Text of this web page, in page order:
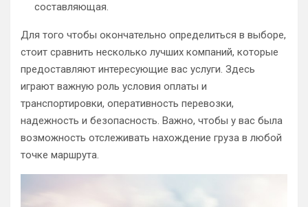
составляющая.
Для того чтобы окончательно определиться в выборе,
стоит сравнить несколько лучших компаний, которые
предоставляют интересующие вас услуги. Здесь
играют важную роль условия оплаты и
транспортировки, оперативность перевозки,
надежность и безопасность. Важно, чтобы у вас была
возможность отслеживать нахождение груза в любой
точке маршрута.